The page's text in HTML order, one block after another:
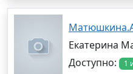
Екатерина
Доступно:
1